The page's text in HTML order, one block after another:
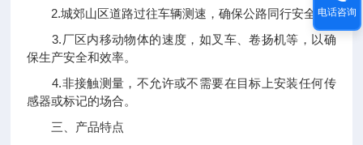
2.城郊山区道路过往车辆测速，确保公路同行安全。
3.厂区内移动物体的速度，如叉车、卷扬机等，以确
保生产安全和效率。
4.非接触测量，不允许或不需要在目标上安装任何传
感器或标记的场合。
三、产品特点
电话咨询